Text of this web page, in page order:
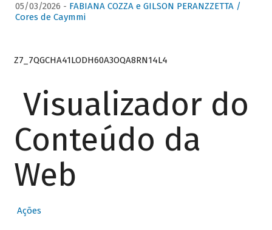
05/03/2026 - FABIANA COZZA e GILSON PERANZZETTA /
Cores de Caymmi
Z7_7QGCHA41LODH60A3OQA8RN14L4
Visualizador do
Conteúdo da
Web
Ações